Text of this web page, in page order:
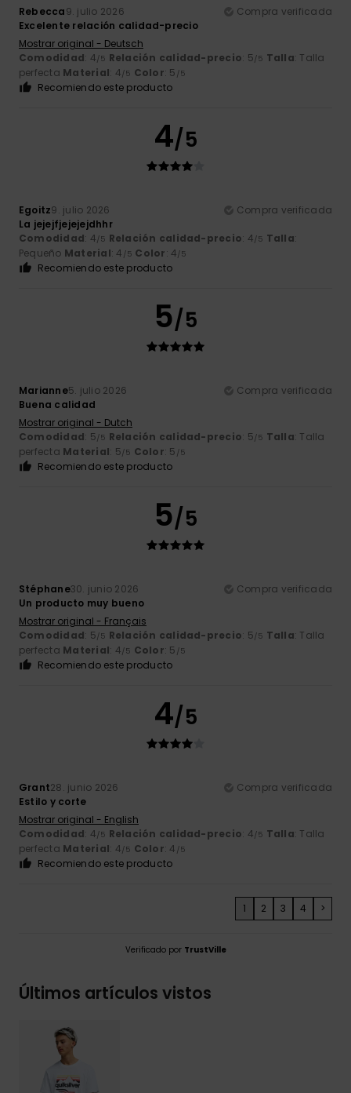
Rebecca9. julio 2026
Compra verificada
Excelente relación calidad-precio
Mostrar original - Deutsch
Comodidad: 4/5 Relación calidad-precio: 5/5 Talla: Talla
perfecta Material: 4/5 Color: 5 /5
Recomiendo este producto
4/5
Egoitz9. julio 2026
Compra verificada
La jejejfjejejejdhhr
Comodidad: 4/5 Relación calidad-precio: 4/5 Talla:
Pequeño Material: 4 /5 Color: 4/5
Recomiendo este producto
5/5
Marianne5. julio 2026
Compra verificada
Buena calidad
Mostrar original - Dutch
Comodidad: 5/5 Relación calidad-precio: 5/5 Talla: Talla
perfecta Material: 5/5 Color: 5 /5
Recomiendo este producto
5/5
Stéphane30. junio 2026
Compra verificada
Un producto muy bueno
Mostrar original - Français
Comodidad: 5/5 Relación calidad-precio: 5/5 Talla: Talla
perfecta Material: 4/5 Color: 5 /5
Recomiendo este producto
4/5
Grant28. junio 2026
Compra verificada
Estilo y corte
Mostrar original - English
Comodidad: 4/5 Relación calidad-precio: 4/5 Talla: Talla
perfecta Material: 4/5 Color: 4 /5
Recomiendo este producto
1 2 3 4 >
Verificado por TrustVille
Últimos artículos vistos